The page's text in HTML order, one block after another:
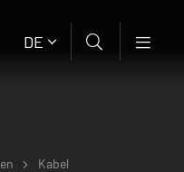
DE
Kabel